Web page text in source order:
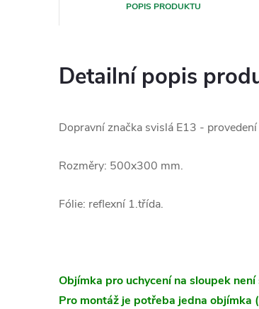
POPIS PRODUKTU
Detailní popis
Dopravní značka svislá E13 -
Rozměry: 500x300 mm.
Fólie: reflexní 1.třída.
Objímka pro uchycení na sloupek
Pro montáž je potřeba jedna objímka